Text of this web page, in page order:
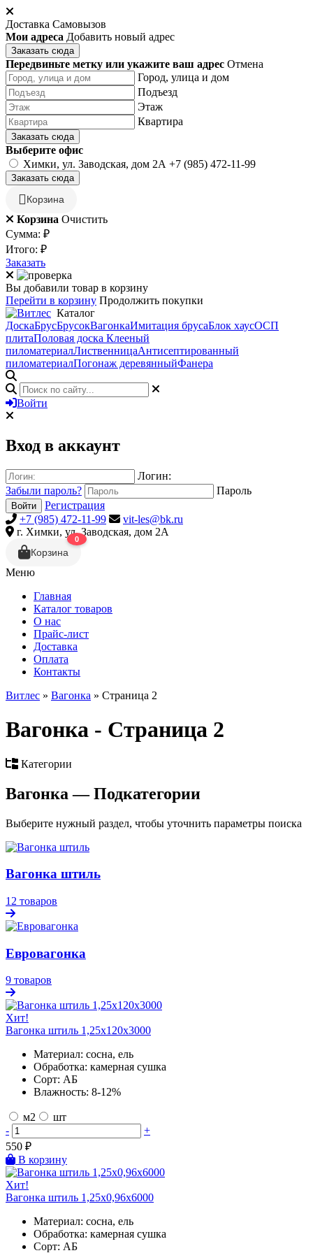
Доставка Самовызов
Мои адреса Добавить новый адрес
Заказать сюда
Передвиньте метку или укажите ваш адрес Отмена
Город, улица и дом
Подъезд
Этаж
Квартира
Заказать сюда
Выберите офис
Химки, ул. Заводская, дом 2А +7 (985) 472-11-99
Заказать сюда
Корзина
Корзина Очистить
Сумма: ₽
Итого: ₽
Заказать
Вы добавили товар в корзину
Перейти в корзину Продолжить покупки
Каталог
ДоскаБрусБрусокВагонкаИмитация брусаБлок хаусОСП
плитаПоловая доска Клееный
пиломатериалЛиственницаАнтисептированный
пиломатериалПогонаж деревянныйФанера
Войти
Вход в аккаунт
Логин:
Забыли пароль?
Пароль
Войти
Регистрация
+7 (985) 472-11-99
vit-les@bk.ru
г. Химки, ул. Заводская, дом 2А
Корзина
0
Меню
Главная
Каталог товаров
О нас
Прайс-лист
Доставка
Оплата
Контакты
Витлес » Вагонка » Страница 2
Вагонка - Страница 2
Категории
Вагонка — Подкатегории
Выберите нужный раздел, чтобы уточнить параметры поиска
Вагонка штиль
12 товаров
Евровагонка
9 товаров
Хит!
Вагонка штиль 1,25х120х3000
Материал: сосна, ель
Обработка: камерная сушка
Сорт: АБ
Влажность: 8-12%
м2
шт
-
+
550 ₽
В корзину
Хит!
Вагонка штиль 1,25х0,96х6000
Материал: сосна, ель
Обработка: камерная сушка
Сорт: АБ